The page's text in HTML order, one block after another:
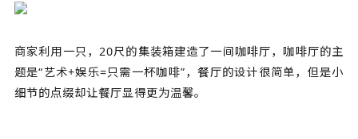
商家利用一只，20尺的集装箱建造了一间咖啡厅，咖啡厅的主
题是“艺术+娱乐=只需一杯咖啡”，餐厅的设计很简单，但是小
细节的点缀却让餐厅显得更为温馨。